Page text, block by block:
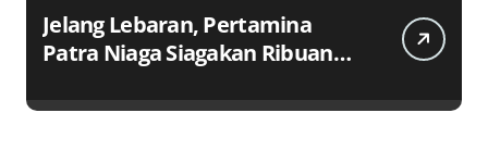
Jelang Lebaran, Pertamina
Patra Niaga Siagakan Ribuan